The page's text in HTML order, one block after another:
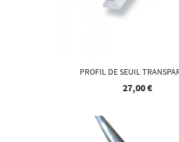
PROFIL DE SEUIL
27,00 €